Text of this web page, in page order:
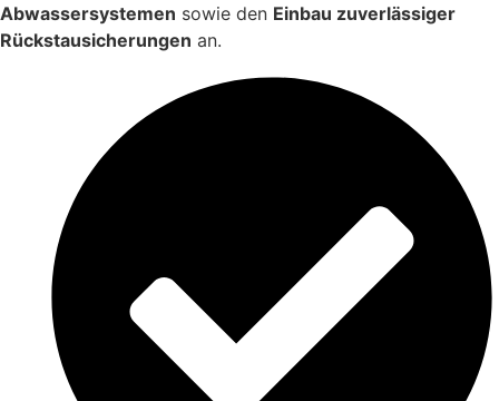
Abwassersystemen sowie den Einbau zuverlässiger
Rückstausicherungen an.